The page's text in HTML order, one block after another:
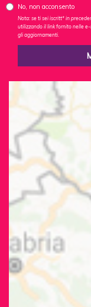
No, non acconsento
Nota: se ti sei iscritt* in
utilizzando il link fornito nelle
gli aggiornamenti.